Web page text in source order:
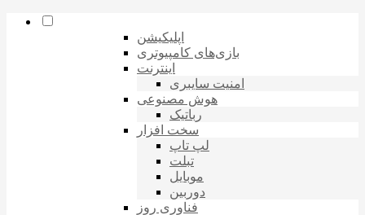
اپلیکیشن
بازی‌های کامپیوتری
اینترنت
امنیت سایبری
هوش مصنوعی
رباتیک
سخت افزار
لپ تاپ
تبلت
موبایل
دوربین
فناوری روز